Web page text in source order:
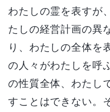
わたしの霊を表すが
たしの経営計画の異
り、わたしの全体を
の人々がわたしを呼
の性質全体、わたし
すことはできない。